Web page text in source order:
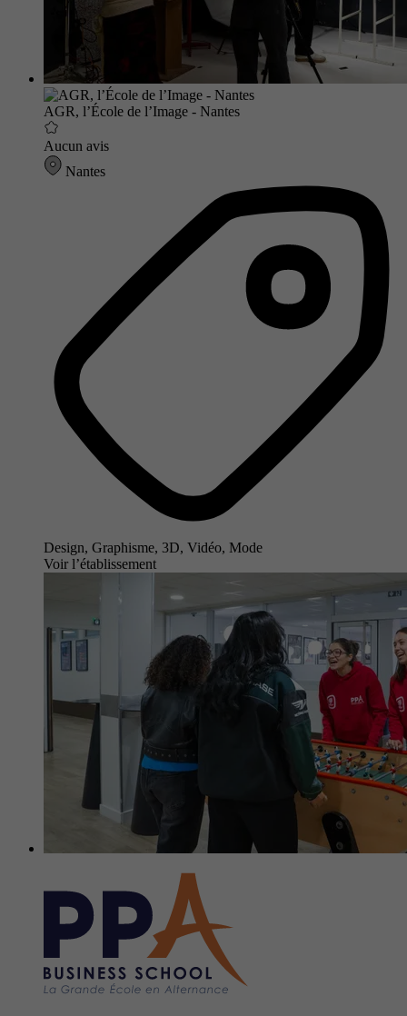
AGR, l’École de l’Image - Nantes
Aucun avis
Nantes
Design, Graphisme, 3D, Vidéo, Mode
Voir l’établissement